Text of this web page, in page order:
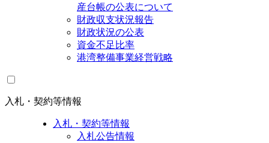
産台帳の公表について
財政収支状況報告
財政状況の公表
資金不足比率
港湾整備事業経営戦略
入札・契約等情報
入札・契約等情報
入札公告情報